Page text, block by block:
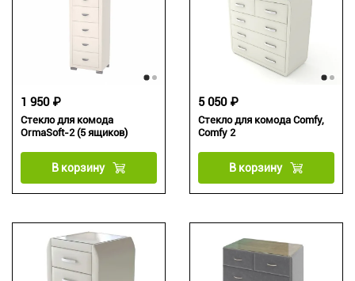
Стекло для комода
OrmaSoft-2 (5 ящиков)
1 950 ₽
В корзину
Стекло для комода Comfy,
Comfy 2
5 050 ₽
В корзину